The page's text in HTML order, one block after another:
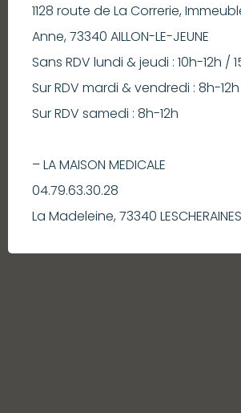
1128 route de La Correrie,
Anne, 73340 AILLON-LE-JEUNE
Sans RDV lundi & jeudi : 10h-12h /
Sur RDV mardi & vendredi : 8h-
Sur RDV samedi : 8h-12h
– LA MAISON MEDICALE
04.79.63.30.28
La Madeleine, 73340 LESCHERAINES